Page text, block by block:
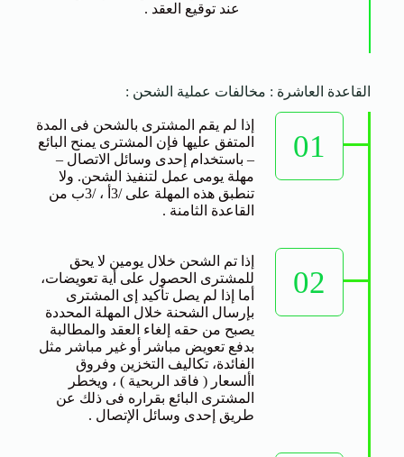
القاعدة العاشرة : مخالفات عملية الشحن :
01
إذا لم يقم المشترى بالشحن فى المدة
المتفق عليها فإن المشترى يمنح البائع
– باستخدام إحدى وسائل الاتصال –
مهلة يومى عمل لتنفيذ الشحن. ولا
تنطبق هذه المهلة على /3أ ، /3ب من
القاعدة الثامنة .
02
إذا تم الشحن خلال يومين لا يحق
للمشترى الحصول على أية تعويضات،
أما إذا لم يصل تأكيد إى المشترى
بإرسال الشحنة خلال المهلة المحددة
يصبح من حقه إلغاء العقد والمطالبة
بدفع تعويض مباشر أو غير مباشر مثل
الفائدة، تكاليف التخزين وفروق
األسعار ( فاقد الربحية ) ، ويخطر
المشترى البائع بقراره فى ذلك عن
طريق إحدى وسائل الإتصال .
عند توقيع العقد .